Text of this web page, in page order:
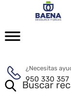
¿Necesitas
950 330 357